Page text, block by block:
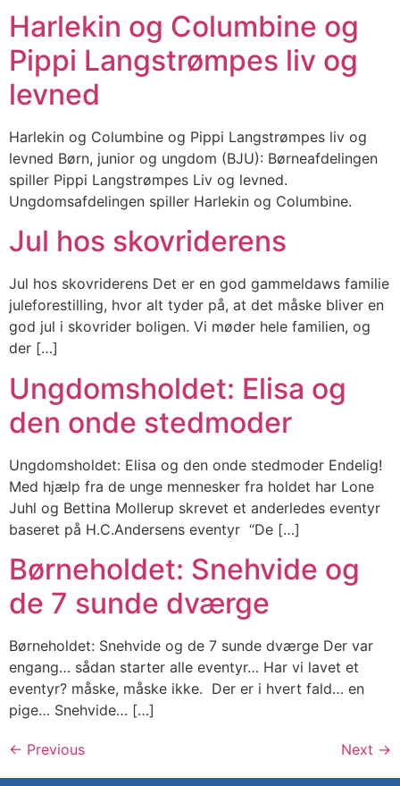
Harlekin og Columbine og
Pippi Langstrømpes liv og
levned
Harlekin og Columbine og Pippi Langstrømpes liv og
levned Børn, junior og ungdom (BJU): Børneafdelingen
spiller Pippi Langstrømpes Liv og levned.
Ungdomsafdelingen spiller Harlekin og Columbine.
Jul hos skovriderens
Jul hos skovriderens Det er en god gammeldaws familie
juleforestilling, hvor alt tyder på, at det måske bliver en
god jul i skovrider boligen. Vi møder hele familien, og
der […]
Ungdomsholdet: Elisa og
den onde stedmoder
Ungdomsholdet: Elisa og den onde stedmoder Endelig!
Med hjælp fra de unge mennesker fra holdet har Lone
Juhl og Bettina Mollerup skrevet et anderledes eventyr
baseret på H.C.Andersens eventyr “De […]
Børneholdet: Snehvide og
de 7 sunde dværge
Børneholdet: Snehvide og de 7 sunde dværge Der var
engang… sådan starter alle eventyr… Har vi lavet et
eventyr? måske, måske ikke. Der er i hvert fald… en
pige… Snehvide… […]
← Previous Next →